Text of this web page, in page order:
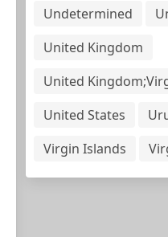
Undetermined
United Kingdom
United
United States
Virgin Islands